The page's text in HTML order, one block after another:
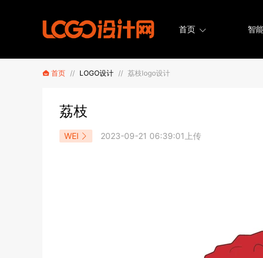
首页 智
首页 // LOGO设计 // 荔枝logo设计
荔枝
WEI 2023-09-21 06:39:01上传